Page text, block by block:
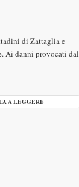
di Zattaglia e
Ai danni provocati dal
A LEGGERE